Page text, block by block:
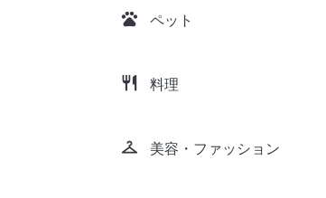
pets ペット
restaurant 料理
checkroom 美容・ファッション